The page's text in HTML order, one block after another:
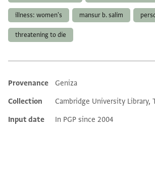
illness: women's mansur b. salim
threatening to die
Additional metadata
Provenance
Geniza
Collection
Cambridge University Library,
Input date
In PGP since 2004